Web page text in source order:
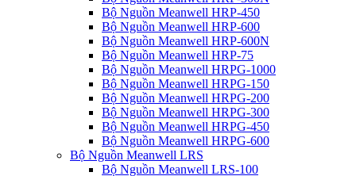
Bộ Nguồn Meanwell HRP-450
Bộ Nguồn Meanwell HRP-600
Bộ Nguồn Meanwell HRP-600N
Bộ Nguồn Meanwell HRP-75
Bộ Nguồn Meanwell HRPG-1000
Bộ Nguồn Meanwell HRPG-150
Bộ Nguồn Meanwell HRPG-200
Bộ Nguồn Meanwell HRPG-300
Bộ Nguồn Meanwell HRPG-450
Bộ Nguồn Meanwell HRPG-600
Bộ Nguồn Meanwell LRS
Bộ Nguồn Meanwell LRS-100